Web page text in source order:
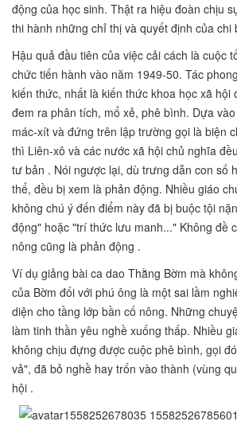
động của học sinh. Thật ra hiệu đoàn chịu
thi hành những chỉ thị và quyết định của chi
Hậu quả đầu tiên của việc cải cách là cuộc
chức tiến hành vào năm 1949-50. Tác
kiến thức, nhất là kiến thức khoa học xã hội
đem ra phân tích, mổ xẻ, phê bình. Dựa
mác-xít và đứng trên lập trường gọi là biện
thì Liên-xô và các nước xã hội chủ nghĩa
tư bản . Nói ngược lại, dù trưng dẫn con số
thể, đều bị xem là phản động. Nhiều giáo
không chú ý đến điểm này đã bị buộc tội
động" hoặc "trí thức lưu manh..." Không đề
nông cũng là phản động .
Ví dụ giảng bài ca dao Thằng Bờm mà
của Bờm đối với phú ông là một sai lầm
diện cho tầng lớp bần cố nông. Những
làm tinh thần yêu nghề xuống thấp. Nhiều
không chịu đựng được cuộc phê bình, gọi
vả", đã bỏ nghề hay trốn vào thành (vùng
hội .